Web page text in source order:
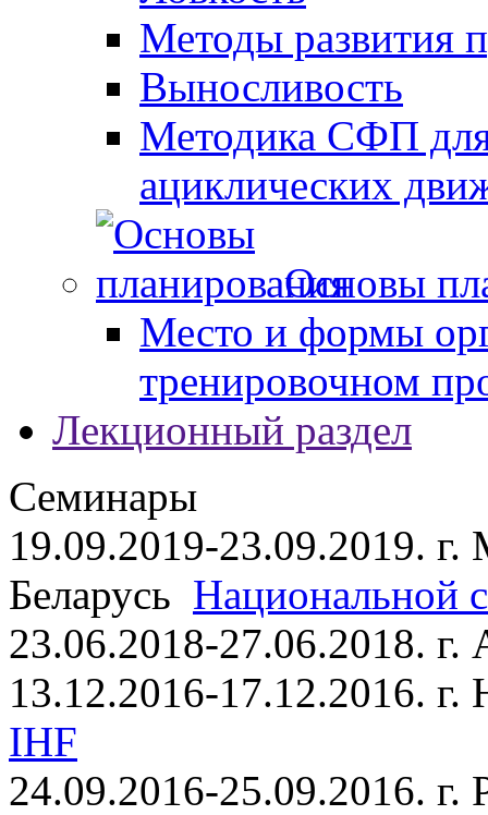
Методы развития
Выносливость
Методика СФП для
ациклических
Основы
Место и формы
тренировочном
Лекционный раздел
Семинары
19.09.2019-23.09.2019. г.
Беларусь Национальной
23.06.2018-27.06.2018.
13.12.2016-17.12.2016.
IHF
24.09.2016-25.09.2016. г.